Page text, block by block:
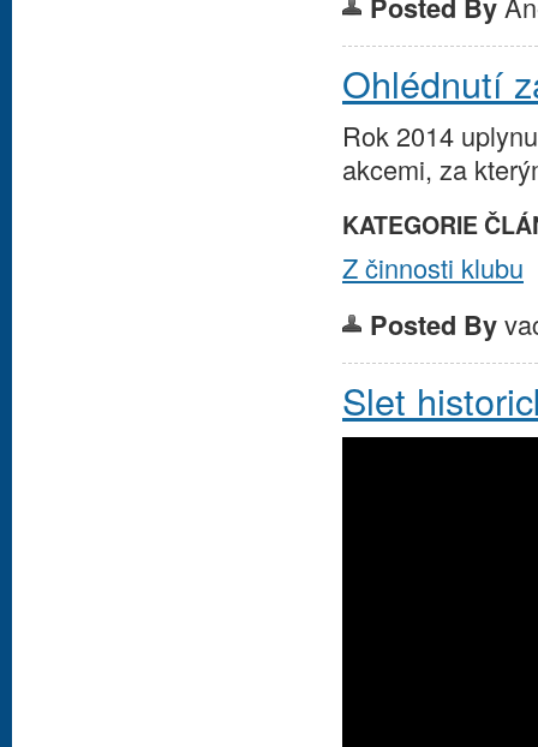
Posted By
Ohlédnutí
Rok 2014
akcemi, za
KATEGORIE
Z činnosti klubu
Posted By
Slet